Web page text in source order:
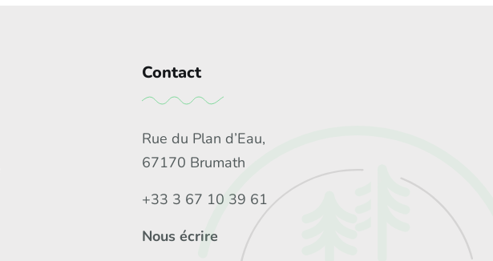
Contact
Rue du Plan d’Eau,
67170 Brumath
+33 3 67 10 39 61
Nous écrire